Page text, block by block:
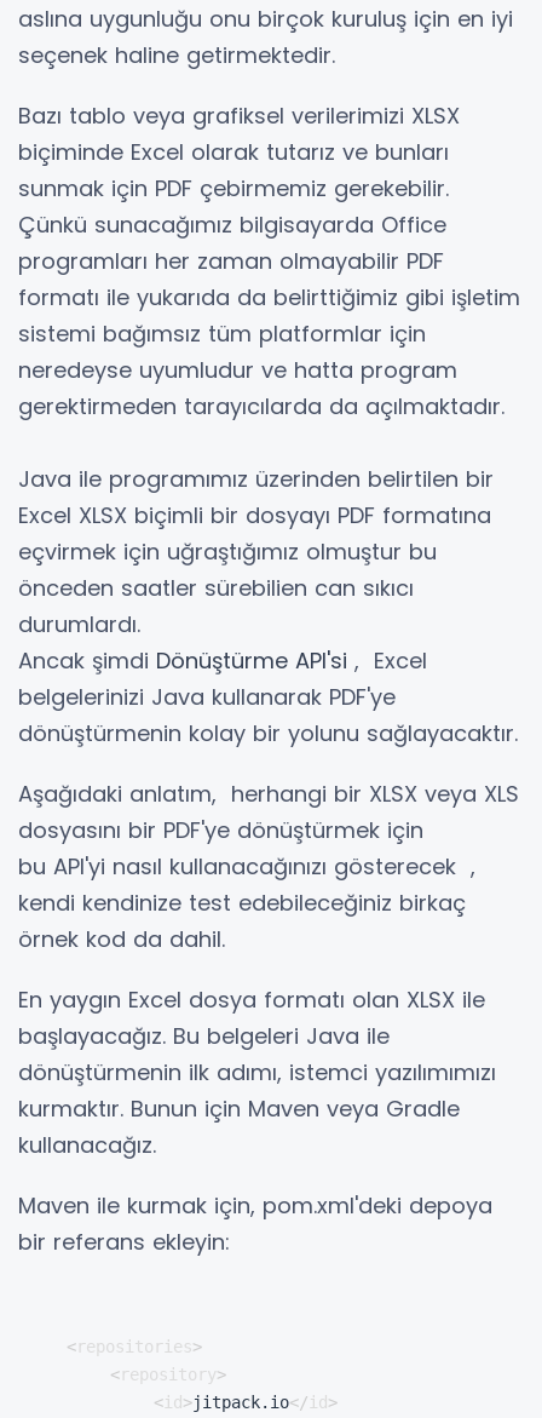
aslına uygunluğu onu birçok kuruluş için en iyi
seçenek haline getirmektedir.
Bazı tablo veya grafiksel verilerimizi XLSX
biçiminde Excel olarak tutarız ve bunları
sunmak için PDF çebirmemiz gerekebilir.
Çünkü sunacağımız bilgisayarda Office
programları her zaman olmayabilir PDF
formatı ile yukarıda da belirttiğimiz gibi işletim
sistemi bağımsız tüm platformlar için
neredeyse uyumludur ve hatta program
gerektirmeden tarayıcılarda da açılmaktadır.
Java ile programımız üzerinden belirtilen bir
Excel XLSX biçimli bir dosyayı PDF formatına
eçvirmek için uğraştığımız olmuştur bu
önceden saatler sürebilien can sıkıcı
durumlardı.
Ancak şimdi Dönüştürme API'si , Excel
belgelerinizi Java kullanarak PDF'ye
dönüştürmenin kolay bir yolunu sağlayacaktır.
Aşağıdaki anlatım, herhangi bir XLSX veya XLS
dosyasını bir PDF'ye dönüştürmek için
bu API'yi nasıl kullanacağınızı gösterecek ,
kendi kendinize test edebileceğiniz birkaç
örnek kod da dahil.
En yaygın Excel dosya formatı olan XLSX ile
başlayacağız. Bu belgeleri Java ile
dönüştürmenin ilk adımı, istemci yazılımımızı
kurmaktır. Bunun için Maven veya Gradle
kullanacağız.
Maven ile kurmak için, pom.xml'deki depoya
bir referans ekleyin:
<repositories>
<repository>
<id >jitpack.io</id >